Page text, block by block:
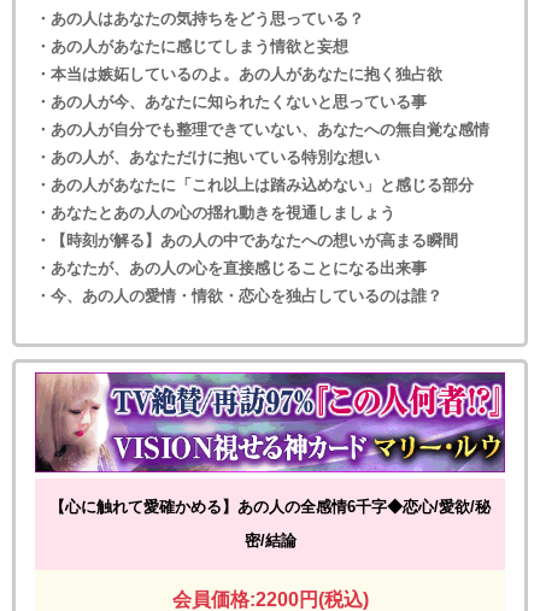
・あの人はあなたの気持ちをどう思っている？
・あの人があなたに感じてしまう情欲と妄想
・本当は嫉妬しているのよ。あの人があなたに抱く独占欲
・あの人が今、あなたに知られたくないと思っている事
・あの人が自分でも整理できていない、あなたへの無自覚な感情
・あの人が、あなただけに抱いている特別な想い
・あの人があなたに「これ以上は踏み込めない」と感じる部分
・あなたとあの人の心の揺れ動きを視通しましょう
・【時刻が解る】あの人の中であなたへの想いが高まる瞬間
・あなたが、あの人の心を直接感じることになる出来事
・今、あの人の愛情・情欲・恋心を独占しているのは誰？
【心に触れて愛確かめる】あの人の全感情6千字◆恋心/愛欲/秘
密/結論
会員価格:2200円(税込)